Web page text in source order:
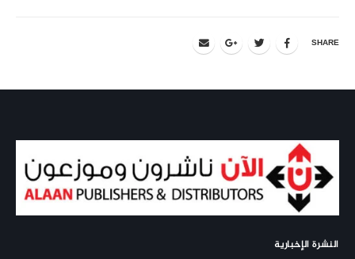
SHARE
النشرة الإخبارية